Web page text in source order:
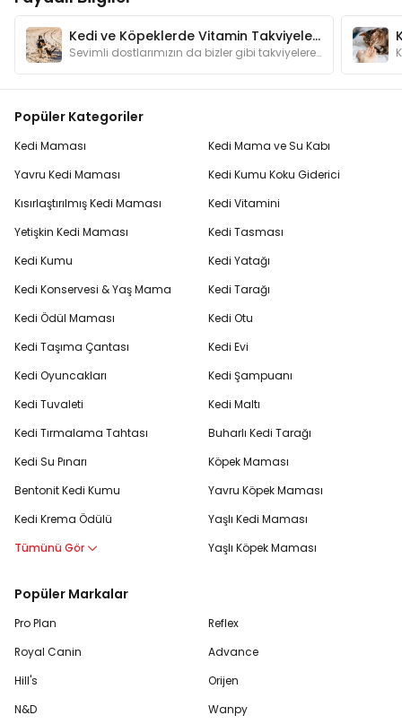
Kedi ve Köpeklerde Vitamin Takviyeleri Ne İşe Yarar?
Sevimli dostlarımızın da bizler gibi takviyelere ihtiyaçları olabilir. Vitamin takviyelerinin sağlıklarına olan faydalarını yazımızda bulabilirsiniz.
Popüler Kategoriler
Kedi Maması
Yavru Kedi Maması
Kısırlaştırılmış Kedi Maması
Yetişkin Kedi Maması
Kedi Kumu
Kedi Konservesi & Yaş Mama
Kedi Ödül Maması
Kedi Taşıma Çantası
Kedi Oyuncakları
Kedi Tuvaleti
Kedi Tırmalama Tahtası
Kedi Su Pınarı
Bentonit Kedi Kumu
Kedi Krema Ödülü
Tümünü Gör
Kedi Mama ve Su Kabı
Kedi Kumu Koku Giderici
Kedi Vitamini
Kedi Tasması
Kedi Yatağı
Kedi Tarağı
Kedi Otu
Kedi Evi
Kedi Şampuanı
Kedi Maltı
Buharlı Kedi Tarağı
Köpek Maması
Yavru Köpek Maması
Yaşlı Kedi Maması
Yaşlı Köpek Maması
Popüler Markalar
Pro Plan
Royal Canin
Hill's
N&D
Reflex
Advance
Orijen
Wanpy